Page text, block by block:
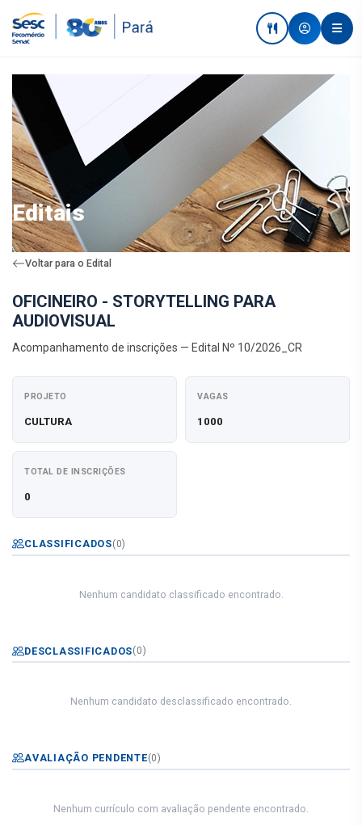
Editais
Voltar para o Edital
OFICINEIRO - STORYTELLING PARA
AUDIOVISUAL
Acompanhamento de inscrições — Edital Nº 10/2026_CR
PROJETO
CULTURA
VAGAS
1000
TOTAL DE INSCRIÇÕES
0
CLASSIFICADOS(0)
Nenhum candidato classificado encontrado.
DESCLASSIFICADOS(0)
Nenhum candidato desclassificado encontrado.
AVALIAÇÃO PENDENTE(0)
Nenhum currículo com avaliação pendente encontrado.